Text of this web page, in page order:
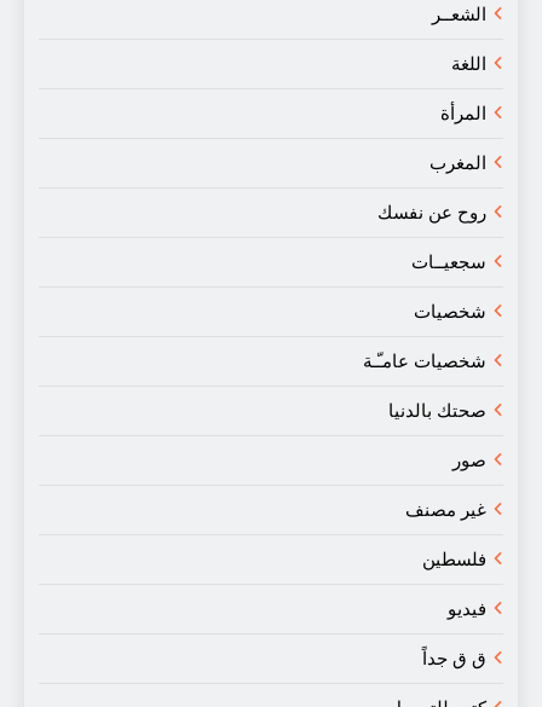
الشعــر
اللغة
المرأة
المغرب
روح عن نفسك
سجعيــات
شخصيات
شخصيات عامـّـة
صحتك بالدنيا
صور
غير مصنف
فلسطين
فيديو
ق ق جداً